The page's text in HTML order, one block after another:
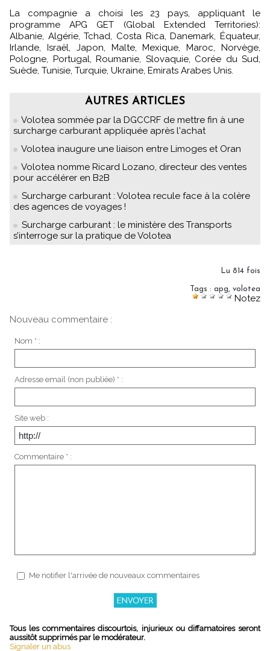
La compagnie a choisi les 23 pays, appliquant le
programme APG GET (Global Extended Territories):
Albanie, Algérie, Tchad, Costa Rica, Danemark, Équateur,
Irlande, Israël, Japon, Malte, Mexique, Maroc, Norvège,
Pologne, Portugal, Roumanie, Slovaquie, Corée du Sud,
Suède, Tunisie, Turquie, Ukraine, Emirats Arabes Unis.
AUTRES ARTICLES
Volotea sommée par la DGCCRF de mettre fin à une
surcharge carburant appliquée après l'achat
Volotea inaugure une liaison entre Limoges et Oran
Volotea nomme Ricard Lozano, directeur des ventes
pour accélérer en B2B
Surcharge carburant : Volotea recule face à la colère
des agences de voyages !
Surcharge carburant : le ministère des Transports
s’interroge sur la pratique de Volotea
Lu 814 fois
Tags : apg, volotea
Notez
Nouveau commentaire :
Nom * :
Adresse email (non publiée) * :
Site web :
Commentaire * :
Me notifier l'arrivée de nouveaux commentaires
Tous les commentaires discourtois, injurieux ou diffamatoires seront
aussitôt supprimés par le modérateur.
Signaler un abus